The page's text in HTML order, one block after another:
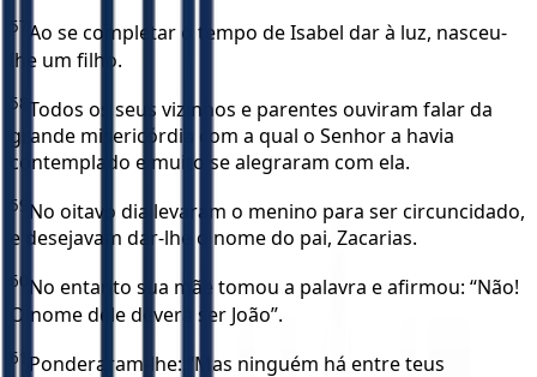
57 Ao se completar o tempo de Isabel dar à luz, nasceu-
lhe um filho.
58 Todos os seus vizinhos e parentes ouviram falar da
grande misericórdia com a qual o Senhor a havia
contemplado e muito se alegraram com ela.
59 No oitavo dia levaram o menino para ser circuncidado,
e desejavam dar-lhe o nome do pai, Zacarias.
60 No entanto sua mãe tomou a palavra e afirmou: “Não!
O nome dele deverá ser João”.
61
Ponderaram-lhe: “Mas ninguém há entre teus